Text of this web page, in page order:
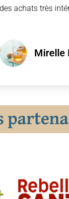
des achats très
Mirelle